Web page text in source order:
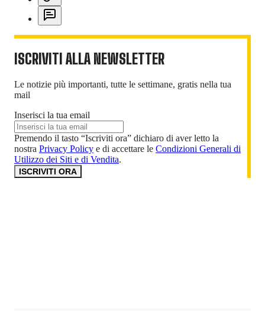
ISCRIVITI ALLA NEWSLETTER
Le notizie più importanti, tutte le settimane, gratis nella tua
mail
Inserisci la tua email
Premendo il tasto “Iscriviti ora” dichiaro di aver letto la
nostra Privacy Policy e di accettare le Condizioni Generali di
Utilizzo dei Siti e di Vendita.
ISCRIVITI ORA